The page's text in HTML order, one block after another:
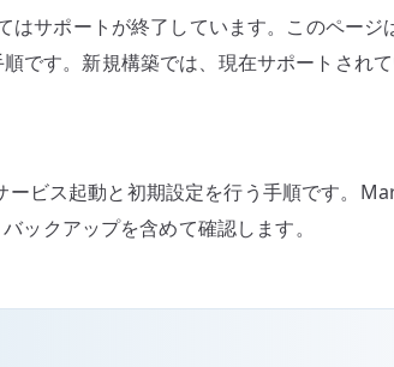
サポートが終了しています。このペー
です。新規構築では、現在サポートされ
ビス起動と初期設定を行う手順です。
ックアップを含めて確認します。